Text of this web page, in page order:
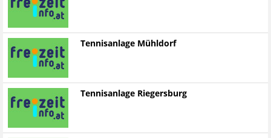
Tennisanlage Mühldorf
Tennisanlage Riegersburg